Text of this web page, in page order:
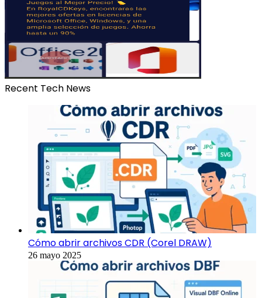
Recent Tech News
Cómo abrir archivos CDR (Corel DRAW)
26 mayo 2025